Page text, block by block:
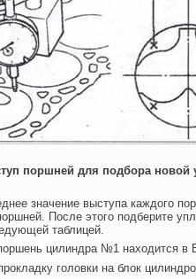
поршней для подбора новой
значение выступа каждого
После этого подберите
таблицей.
цилиндра №1 находится
головки на блок